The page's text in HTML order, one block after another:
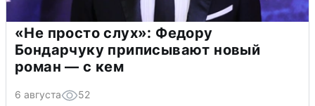
«Не просто слух»: Федору
Бондарчуку приписывают новый
роман — с кем
6 августа 52